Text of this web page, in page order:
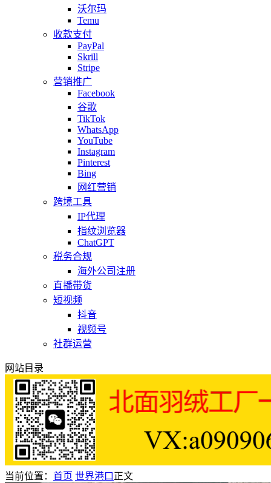
沃尔玛
Temu
收款支付
PayPal
Skrill
Stripe
营销推广
Facebook
谷歌
TikTok
WhatsApp
YouTube
Instagram
Pinterest
Bing
网红营销
跨境工具
IP代理
指纹浏览器
ChatGPT
税务合规
海外公司注册
直播带货
短视频
抖音
视频号
社群运营
网站目录
当前位置： 首页 世界港口 正文